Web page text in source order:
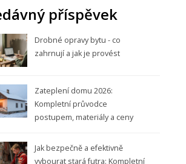
příspěvek
Drobné opravy bytu - co
zahrnují a jak je provést
Zateplení domu 2026:
Kompletní průvodce
postupem, materiály a ceny
Jak bezpečně a efektivně
vybourat stará futra: Kompletní